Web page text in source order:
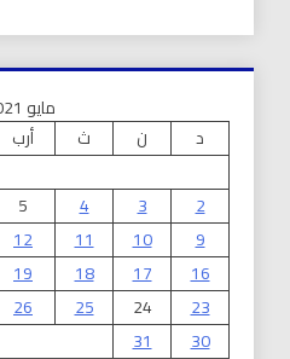
مايو 2021
د
ن ث أرب
2
3
4
5
9
10
11
12
16
17
18
19
23
24
25
26
30
31